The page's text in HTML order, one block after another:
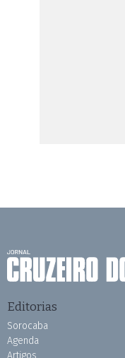
Editorias
Sorocaba
Agenda
Artigos